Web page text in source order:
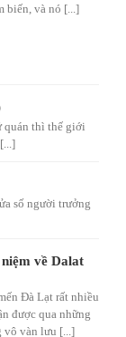
biến, và nó [...]
quán thì thế giới
số người trưởng
về Dalat
Đà Lạt rất nhiều
được qua những
vô vàn lưu [...]